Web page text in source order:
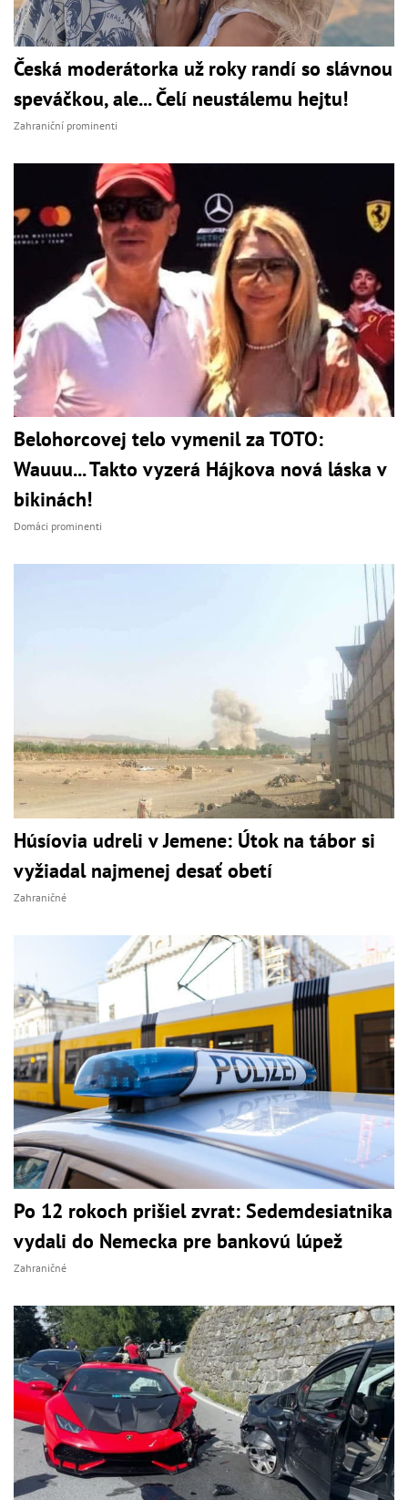
Česká moderátorka už roky randí so slávnou
speváčkou, ale... Čelí neustálemu hejtu!
Zahraniční prominenti
Belohorcovej telo vymenil za TOTO:
Wauuu... Takto vyzerá Hájkova nová láska v
bikinách!
Domáci prominenti
Húsíovia udreli v Jemene: Útok na tábor si
vyžiadal najmenej desať obetí
Zahraničné
Po 12 rokoch prišiel zvrat: Sedemdesiatnika
vydali do Nemecka pre bankovú lúpež
Zahraničné